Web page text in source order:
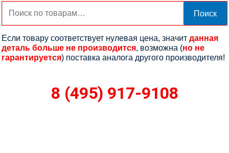
Искать:
Поиск
Если товару соответствует нулевая цена, значит данная
деталь больше не производится, возможна (но не
гарантируется) поставка аналога другого производителя!
8 (495) 917-9108